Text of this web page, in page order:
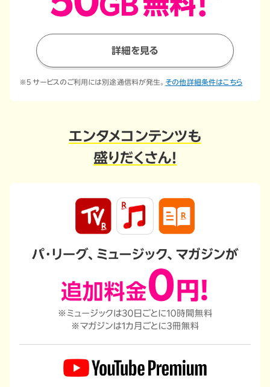
詳細を見る
※5 サービスのご利用には別途通信料が発生。 その他詳細条件はこちら
エンタメコンテンツも
盛りだくさん！